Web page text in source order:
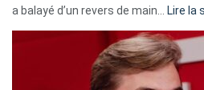
a balayé d’un revers de main… Lire la